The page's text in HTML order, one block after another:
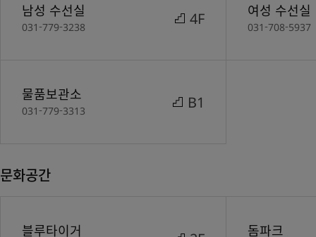
남성 수선실
031-779-3238 4F 여성 수선실
031-708-5937
물품보관소
031-779-3313 B1
문화공간
블루타이거 돔파크